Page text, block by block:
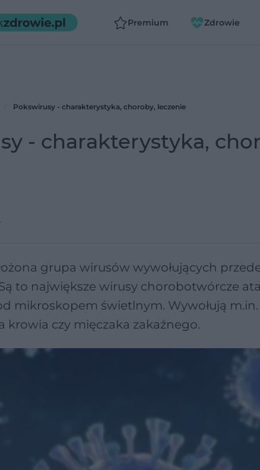
Premium Zdrowie
Pokswirusy - charakterystyka, choroby, leczenie
- charakterystyka,
grupa wirusów wywołujących
to największe wirusy chorobotwórcze
mikroskopem świetlnym. Wywołują
krowia czy mięczaka zakaźnego.